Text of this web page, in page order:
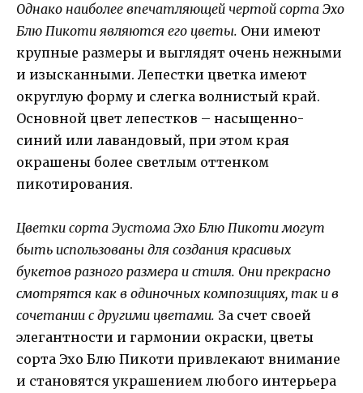
Однако наиболее впечатляющей чертой сорта Эхо
Блю Пикоти являются его цветы. Они имеют
крупные размеры и выглядят очень нежными
и изысканными. Лепестки цветка имеют
округлую форму и слегка волнистый край.
Основной цвет лепестков – насыщенно-
синий или лавандовый, при этом края
окрашены более светлым оттенком
пикотирования.
Цветки сорта Эустома Эхо Блю Пикоти могут
быть использованы для создания красивых
букетов разного размера и стиля. Они прекрасно
смотрятся как в одиночных композициях, так и в
сочетании с другими цветами. За счет своей
элегантности и гармонии окраски, цветы
сорта Эхо Блю Пикоти привлекают внимание
и становятся украшением любого интерьера